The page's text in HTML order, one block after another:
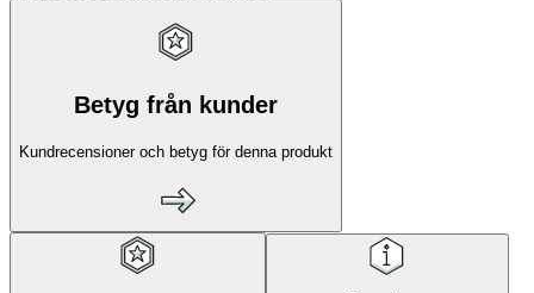
Betyg från kunder
Kundrecensioner och betyg för denna produkt